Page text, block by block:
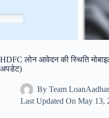
HDFC लोन आवेदन की स्थिति
अपडेट)
By Team
Last Updated On May 13,